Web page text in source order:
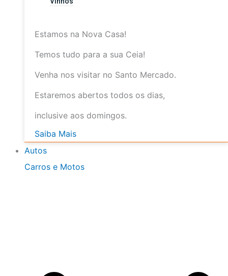
Estamos na Nova Casa!
Temos tudo para a sua Ceia!
Venha nos visitar no Santo Mercado.
Estaremos abertos todos os dias,
inclusive aos domingos.
Saiba Mais
Autos
Carros e Motos